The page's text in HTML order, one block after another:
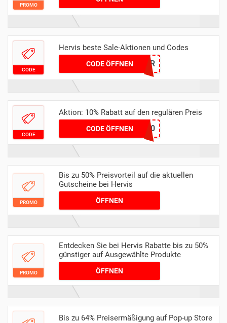
PROMO
CODE
Hervis beste Sale-Aktionen und Codes
CODE ÖFFNEN MÄR
CODE
Aktion: 10% Rabatt auf den regulären Preis
CODE ÖFFNENGSC-10
PROMO
Bis zu 50% Preisvorteil auf die aktuellen
Gutscheine bei Hervis
ÖFFNEN
PROMO
Entdecken Sie bei Hervis Rabatte bis zu 50%
günstiger auf Ausgewählte Produkte
ÖFFNEN
Bis zu 64% Preisermäßigung auf Pop-up Store